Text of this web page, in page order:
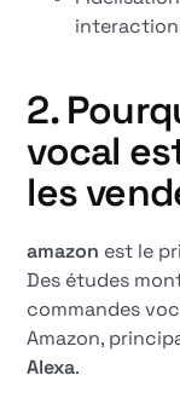
2.
vocal
les
amazon est le
Des études
commandes
Amazon,
Alexa.